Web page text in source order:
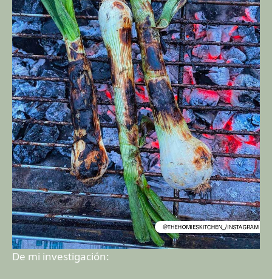
De mi investigación: